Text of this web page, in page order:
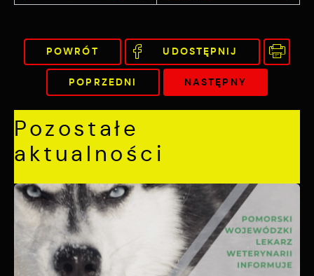
POWRÓT UDOSTĘPNIJ
POPRZEDNI NASTĘPNY
Pozostałe
aktualności